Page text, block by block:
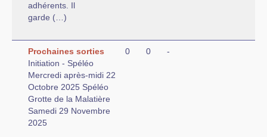
adhérents. Il
garde (…)
Prochaines sorties
Initiation - Spéléo
Mercredi après-midi 22
Octobre 2025 Spéléo
Grotte de la Malatière
Samedi 29 Novembre
2025
0 0 -